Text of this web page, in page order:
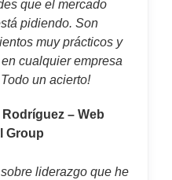
que el mercado
pidiendo. Son
muy prácticos y
cualquier empresa
un acierto!
– Web
Group
liderazgo que he